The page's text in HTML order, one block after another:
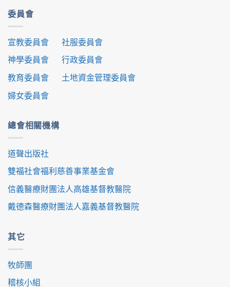
委員會
宣教委員會
神學委員會
教育委員會
婦女委員會
社服委員會
行政委員會
土地資金管理委員會
總會相關機構
道聲出版社
雙福社會福利慈善事業基金會
信義醫療財團法人高雄基督教醫院
戴德森醫療財團法人嘉義基督教醫院
其它
牧師團
稽核小組